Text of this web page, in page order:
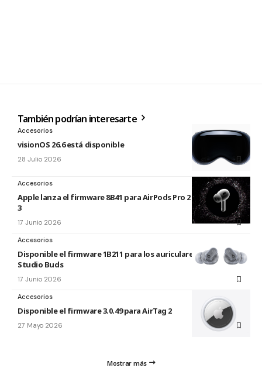
También podrían interesarte
Accesorios
visionOS 26.6 está disponible
28 Julio 2026
Accesorios
Apple lanza el firmware 8B41 para AirPods Pro 2 y AirPods Pro
3
17 Junio 2026
Accesorios
Disponible el firmware 1B211 para los auriculares Beats
Studio Buds
17 Junio 2026
Accesorios
Disponible el firmware 3.0.49 para AirTag 2
27 Mayo 2026
Mostrar más